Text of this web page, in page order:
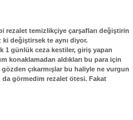
temizlikçiye çarşafları değiştirin
ki değiştirsek te aynı diyor.
1 günlük ceza kestiler, giriş yapan
konaklamadan aldıkları bu para için
gözden çıkarmışlar bu haliyle ne vurgun
görmedim rezalet ötesi. Fakat